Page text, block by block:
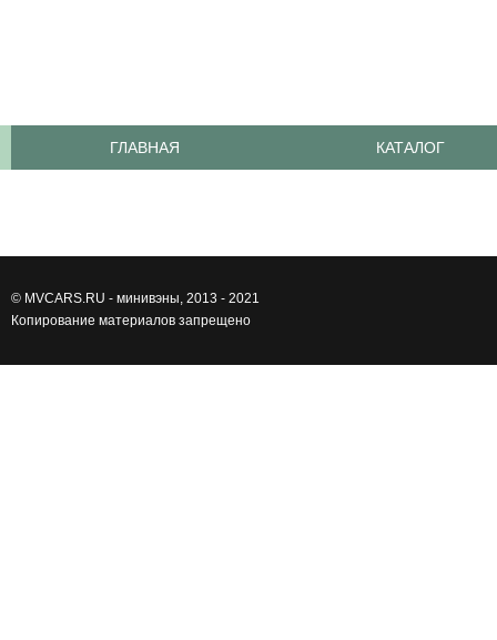
ГЛАВНАЯ КАТАЛОГ
© MVCARS.RU - минивэны , 2013 - 2021
Копирование материалов запрещено